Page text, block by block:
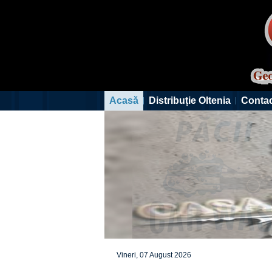
Acasă Distribuție Oltenia
Vineri, 07 August 2026